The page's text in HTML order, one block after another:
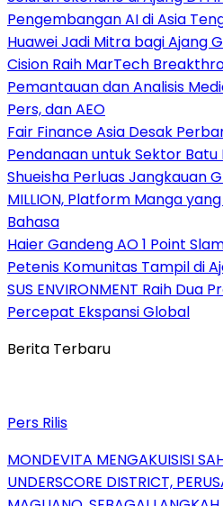
Pengembangan AI di Asia
Huawei Jadi Mitra bagi Ajang
Cision Raih MarTech
Pemantauan dan Analisis
Pers, dan AEO
Fair Finance Asia Desak
Pendanaan untuk Sektor Batu
Shueisha Perluas Jangkauan
MILLION, Platform Manga
Bahasa
Haier Gandeng AO 1 Point
Petenis Komunitas Tampil di
SUS ENVIRONMENT Raih Dua
Percepat Ekspansi Global
Berita Terbaru
Pers Rilis
MONDEVITA MENGAKUISISI
UNDERSCORE DISTRICT,